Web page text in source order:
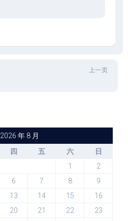
上一页
2026 年 8 月
四 五 六
日
1
2
6 7 8
9
13 14 15
16
20 21 22
23